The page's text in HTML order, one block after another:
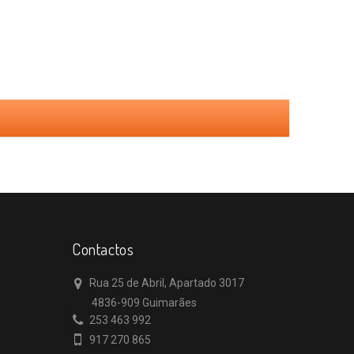
Contactos
Rua 25 de Abril, Apartado 3017
4836-909 Guimarães
253 463 992
917 270 865